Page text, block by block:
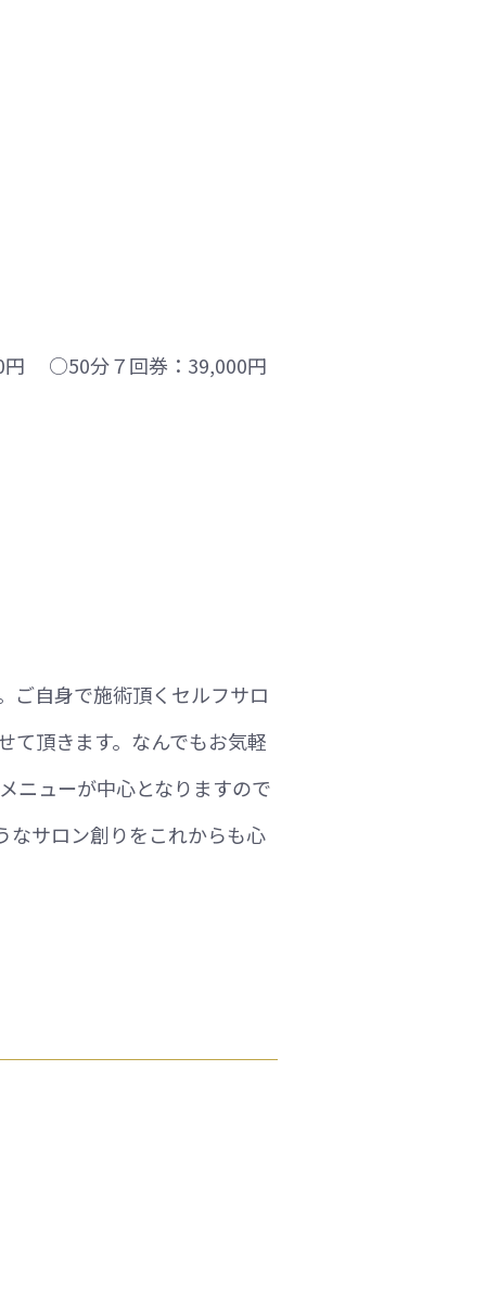
○50分７回券：39,000円
ご自身で施術頂くセルフサロ
て頂きます。なんでもお気軽
ニューが中心となりますので
なサロン創りをこれからも心